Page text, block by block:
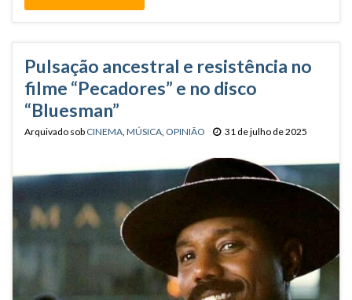
Pulsação ancestral e resistência no
filme “Pecadores” e no disco
“Bluesman”
Arquivado sob CINEMA MÚSICA OPINIÃO 31 de julho de 2025